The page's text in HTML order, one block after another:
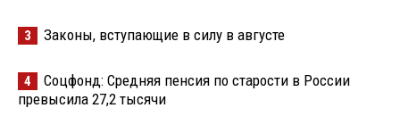
3 Законы, вступающие в силу в августе
4
Соцфонд: Средняя пенсия по старости в России
превысила 27,2 тысячи